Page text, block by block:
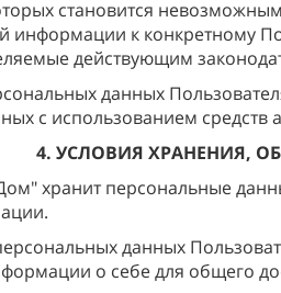
становится
информации к конкретному
действующим
данных
с использованием средств
4. УСЛОВИЯ ХРАНЕНИЯ,
хранит персональные
данных
о себе для общего